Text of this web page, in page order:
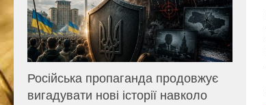
Російська пропаганда продовжує
вигадувати нові історії навколо